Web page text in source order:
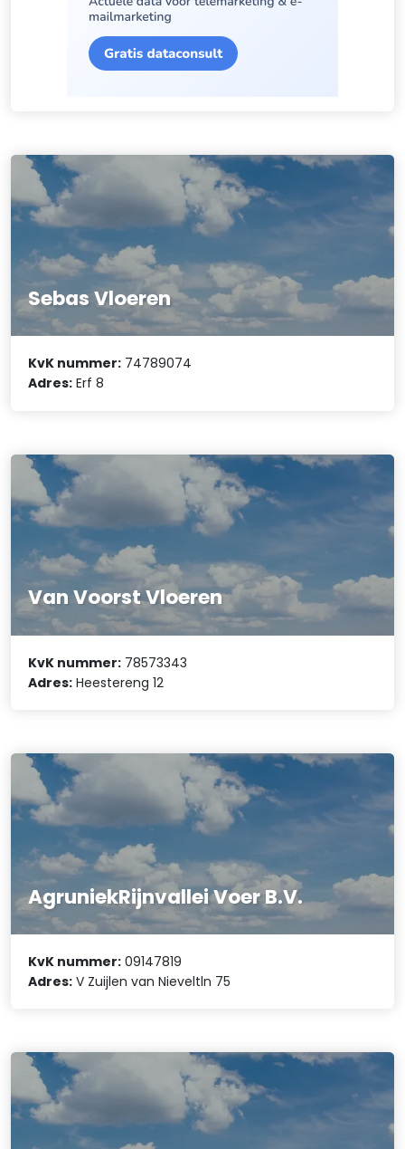
Sebas Vloeren
KvK nummer: 74789074
Adres: Erf 8
Van Voorst Vloeren
KvK nummer: 78573343
Adres: Heestereng 12
AgruniekRijnvallei Voer B.V.
KvK nummer: 09147819
Adres: V Zuijlen van Nieveltln 75